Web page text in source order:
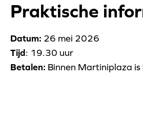
Praktische
Datum: 26 mei 2026
Tijd: 19.30 uur
Betalen: Binnen Martiniplaza